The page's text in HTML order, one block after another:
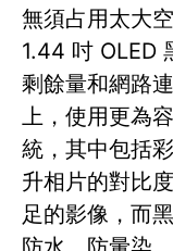
無須占用太大
1.44 吋 OLED
剩餘量和網路
上，使用更為
統，其中包括
升相片的對比
足的影像，而